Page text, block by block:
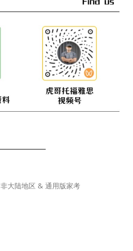
非大陆地区 & 通用版家考